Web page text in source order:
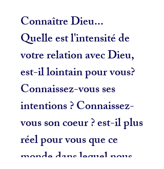
Connaître Dieu...
Quelle est l'intensité de
votre relation avec Dieu,
est-il lointain pour vous?
Connaissez-vous ses
intentions ? Connaissez-
vous son coeur ? est-il plus
réel pour vous que ce
monde dans lequel nous